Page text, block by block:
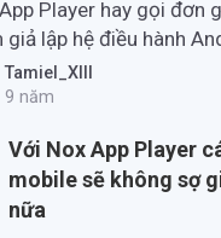
Player hay gọi đơn
giả lập hệ điều hành
thể trải nghiệm đầy
ngay trên PC.
Tamiel_XIII
năm
Với Nox App Player
mobile sẽ không sợ
nữa